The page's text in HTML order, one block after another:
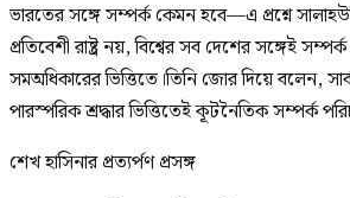
ভারতের সঙ্গে সম্পর্ক কেমন হবে—এ প্রশ্নে
প্রতিবেশী রাষ্ট্র নয়, বিশ্বের সব দেশের সঙ্গেই
সমঅধিকারের ভিত্তিতে।তিনি জোর দিয়ে বলেন,
পারস্পরিক শ্রদ্ধার ভিত্তিতেই কূটনৈতিক সম্পর্ক
শেখ হাসিনার প্রত্যর্পণ প্রসঙ্গ